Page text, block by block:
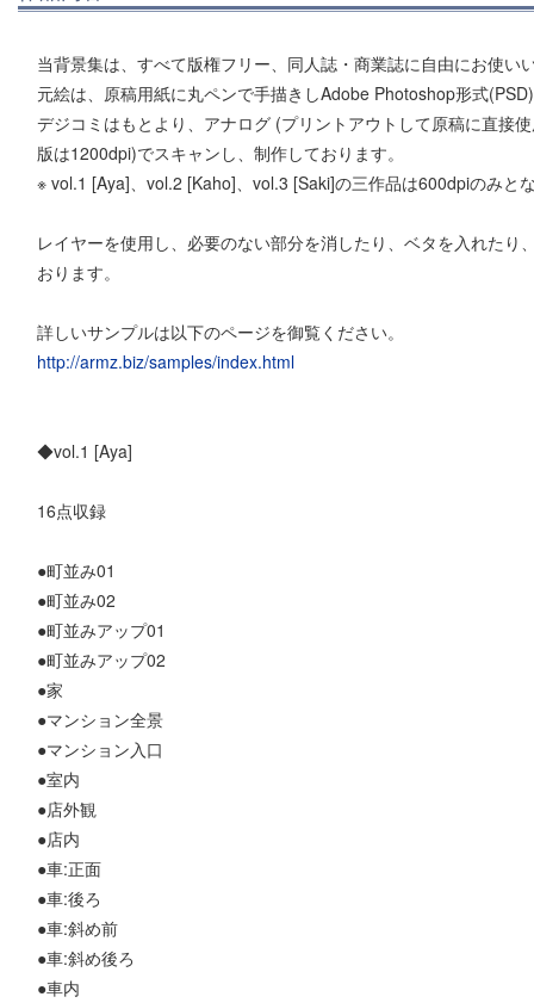
当背景集は、すべて版権フリー、同人誌・商業誌に自由にお使い
元絵は、原稿用紙に丸ペンで手描きしAdobe Photoshop形式
デジコミはもとより、アナログ (プリントアウトして原稿に直接
版は1200dpi)でスキャンし、制作しております。
※ vol.1 [Aya]、vol.2 [Kaho]、vol.3 [Saki]の三作品は600dpiのみと
レイヤーを使用し、必要のない部分を消したり、ベタを入れた
おります。
詳しいサンプルは以下のページを御覧ください。
http://armz.biz/samples/index.html
◆vol.1 [Aya]
16点収録
●町並み01
●町並み02
●町並みアップ01
●町並みアップ02
●家
●マンション全景
●マンション入口
●室内
●店外観
●店内
●車:正面
●車:後ろ
●車:斜め前
●車:斜め後ろ
●車内